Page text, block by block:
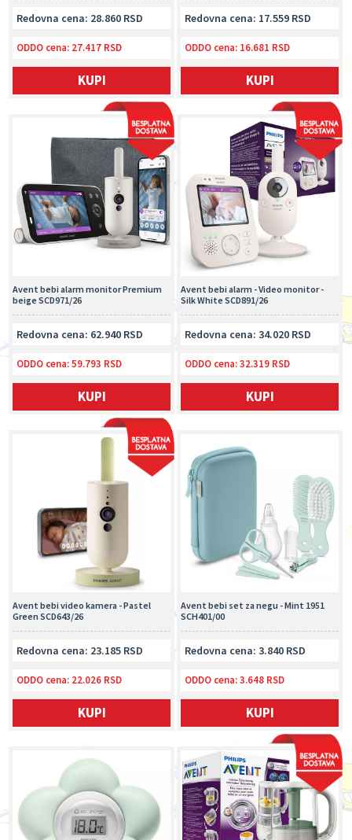
Redovna cena: 17.559 RSD
ODDO cena: 16.681 RSD
KUPI
Redovna cena: 28.860 RSD
ODDO cena: 27.417 RSD
KUPI
Avent bebi alarm - Video monitor -
Silk White SCD891/26
Redovna cena: 34.020 RSD
ODDO cena:32.319 RSD
KUPI
Avent bebi alarm monitor Premium
beige SCD971/26
Redovna cena: 62.940 RSD
ODDO cena:59.793 RSD
KUPI
Avent bebi set za negu - Mint 1951
SCH401/00
Redovna cena: 3.840 RSD
ODDO cena:3.648 RSD
KUPI
Avent bebi video kamera - Pastel
Green SCD643/26
Redovna cena: 23.185 RSD
ODDO cena: 22.026 RSD
KUPI